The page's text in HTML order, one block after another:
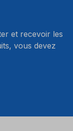
et recevoir les
vous devez